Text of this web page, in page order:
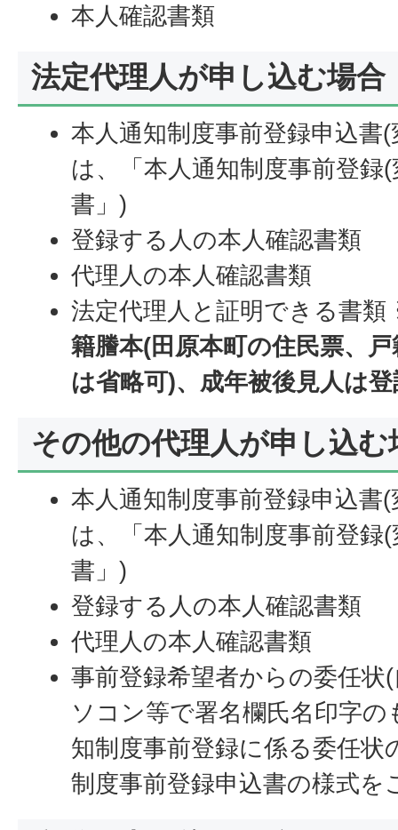
本人確認書類
法定代理人が申し込む場合
本人通知制度事前登録申込書
は、「本人通知制度事前登録
書」)
登録する人の本人確認書類
代理人の本人確認書類
法定代理人と証明できる書類
籍謄本(田原本町の住民票、
は省略可)、成年被後見人は
その他の代理人が申し込む
本人通知制度事前登録申込書
は、「本人通知制度事前登録
書」)
登録する人の本人確認書類
代理人の本人確認書類
事前登録希望者からの委任状
ソコン等で署名欄氏名印字
知制度事前登録に係る委任状
制度事前登録申込書の様式を